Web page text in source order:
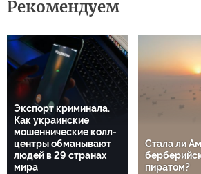
Рекомендуем
Экспорт криминала.
Как украинские
мошеннические колл-
центры обманывают
людей в 29 странах
мира
Стала ли
пиратом?